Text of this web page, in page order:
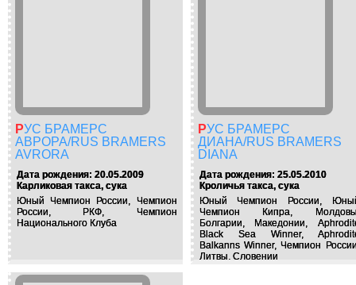
РУС БРАМЕРС
АВРОРА/RUS BRAMERS
AVRORA
Дата рождения: 20.05.2009
Карликовая такса, сука
Юный Чемпион России, Чемпион
России, РКФ, Чемпион
Национального Клуба
РУС БРАМЕРС
ДИАНА/RUS BRAMERS
DIANA
Дата рождения: 25.05.2010
Кроличья такса, сука
Юный Чемпион России,
Чемпион Кипра,
Болгарии, Македонии,
Black Sea Winner,
Balkanns Winner, Чемпион
Литвы, Словении